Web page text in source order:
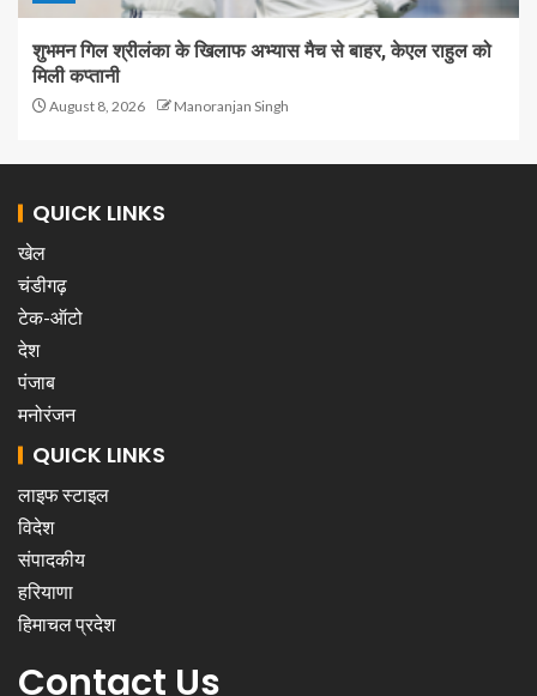
शुभमन गिल श्रीलंका के खिलाफ अभ्यास मैच से बाहर, केएल राहुल को
मिली कप्तानी
August 8, 2026 Manoranjan Singh
QUICK LINKS
खेल
चंडीगढ़
टेक-ऑटो
देश
पंजाब
मनोरंजन
QUICK LINKS
लाइफ स्टाइल
विदेश
संपादकीय
हरियाणा
हिमाचल प्रदेश
Contact Us